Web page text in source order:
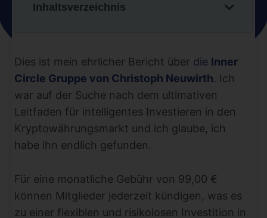
Inhaltsverzeichnis
Dies ist mein ehrlicher Bericht über die Inner
Circle Gruppe von Christoph Neuwirth. Ich
war auf der Suche nach dem ultimativen
Leitfaden für intelligentes Investieren in den
Kryptowährungsmarkt und ich glaube, ich
habe ihn endlich gefunden.
Für eine monatliche Gebühr von 99,00 €
können Mitglieder jederzeit kündigen, was es
zu einer flexiblen und risikolosen Investition in